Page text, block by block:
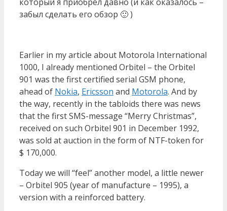
забыл сделать его обзор 🙂 )
Earlier in my article about Motorola International
1000, I already mentioned Orbitel – the Orbitel
901 was the first certified serial GSM phone,
ahead of Nokia, Ericsson and Motorola. And by
the way, recently in the tabloids there was news
that the first SMS-message “Merry Christmas”,
received on such Orbitel 901 in December 1992,
was sold at auction in the form of NTF-token for
$ 170,000.
Today we will “feel” another model, a little newer
– Orbitel 905 (year of manufacture – 1995), a
version with a reinforced battery.